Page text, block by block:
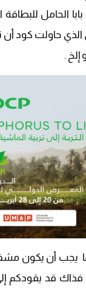
حاولت كود أن
إلخ .
يجب أن يكون
قد يقودكم